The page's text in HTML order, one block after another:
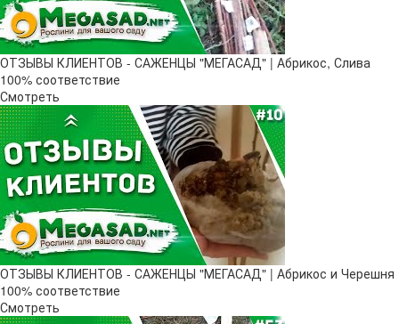
ОТЗЫВЫ КЛИЕНТОВ - САЖЕНЦЫ "МЕГАСАД" | Абрикос, Слива
100% соответствие
Смотреть
ОТЗЫВЫ КЛИЕНТОВ - САЖЕНЦЫ "МЕГАСАД" | Абрикос и Черешня
100% соответствие
Смотреть